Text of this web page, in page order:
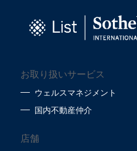
お取り扱いサービス
ウェルスマネジメント
国内不動産仲介
店舗